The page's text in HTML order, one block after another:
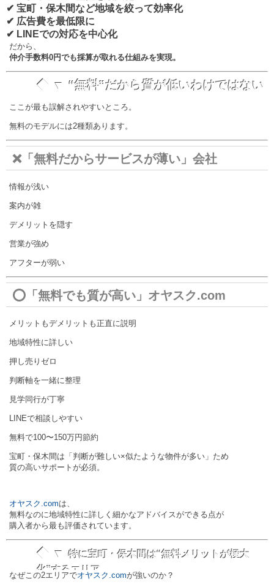
✔ 宝町・保木間など地域を絞って効率化
✔ 広告費を最低限に
✔ LINEでの対応を中心化
だから、
仲介手数料0円でも採算が取れる仕組みを実現。
◆ ▼ “無料”だから質が低いわけではない
ここが最も誤解されやすいところ。
無料のモデルには2種類あります。
❌「無料だからサービスが薄い」会社
情報が浅い
案内が雑
デメリットを隠す
営業が強め
アフターが弱い
⭕「無料でも質が高い」オヤスク.com
メリットもデメリットも正直に説明
地域特性に詳しい
押し売りゼロ
判断軸を一緒に整理
見学同行が丁寧
LINEで相談しやすい
無料で100〜150万円節約
宝町・保木間は「判断が難しい×似たような物件が多い」ため
質の高いサポートが必須。
オヤスク.comは、
無料なのに地域特性に詳しく細かなアドバイスができる点が
購入者から最も評価されています。
◆ ▼特に宝町・保木間は“無料メリットが極大
化”するエリア
なぜこの2エリアでオヤスク.comが強いのか？